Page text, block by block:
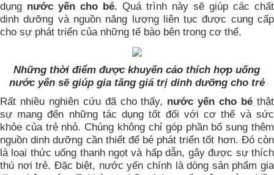
dụng nước yến cho bé. Quá trình này sẽ giúp các chất
dinh dưỡng và nguồn năng lượng liên tục được cung cấp
cho sự phát triển của những tế bào bên trong cơ thể.
Những thời điểm được khuyến cáo thích hợp uống
nước yến sẽ giúp gia tăng giá trị dinh dưỡng cho trẻ
Rất nhiều nghiên cứu đã cho thấy, nước yến cho béthật
sự mang đến những tác dụng tốt đối với cơ thể và sức
khỏe của trẻ nhỏ. Chúng không chỉ góp phần bổ sung thêm
nguồn dinh dưỡng cần thiết để bé phát triển tốt hơn. Đó còn
là loại thức uống thanh ngọt và hấp dẫn, gây được sự thích
thú nơi trẻ. Đặc biệt, nước yến chính là dòng sản phẩm gia